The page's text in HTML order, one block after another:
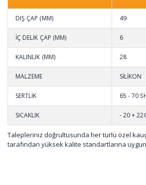
DIŞ ÇAP (MM) 49
İÇ DELİK ÇAP (MM) 6
KALINLIK (MM) 28
MALZEME SİLİKON
SERTLİK 65 - 70
SICAKLIK - 20 +
Talepleriniz doğrultusunda her türlü özel
tarafından yüksek kalite standartlarına